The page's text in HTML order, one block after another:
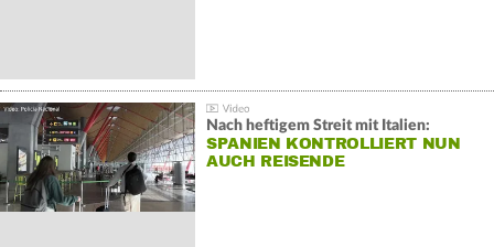
Nach heftigem Streit mit Italien:
SPANIEN KONTROLLIERT NUN
AUCH REISENDE